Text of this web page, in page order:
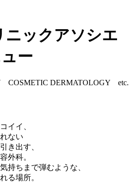
ニックアソシエ
ー
COSMETIC DERMATOLOGY etc.
イイ、
ない
き出す、
外科。
持ちまで弾むような、
る場所。